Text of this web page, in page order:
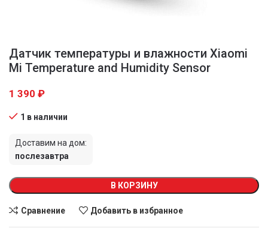
Датчик температуры и влажности Xiaomi
Mi Temperature and Humidity Sensor
1 390 ₽
1 в наличии
Доставим на дом:
послезавтра
В КОРЗИНУ
Сравнение Добавить в избранное